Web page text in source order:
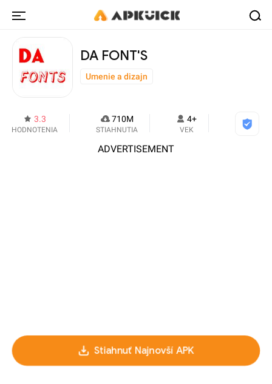
DA FONT'S
Umenie a dizajn
3.3
HODNOTENIA
710M
STIAHNUTIA
4+
VEK
ADVERTISEMENT
Stiahnuť Najnovší APK